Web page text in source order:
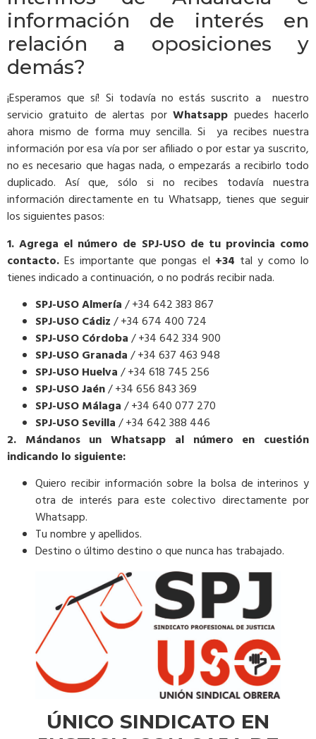
información de interés en
relación a oposiciones y
demás?
¡Esperamos que sí! Si todavía no estás suscrito a nuestro
servicio gratuito de alertas porWhatsapp puedes hacerlo
ahora mismo de forma muy sencilla. Si ya recibes nuestra
información por esa vía por ser afiliado o por estar ya suscrito,
no es necesario que hagas nada, o empezarás a recibirlo todo
duplicado. Así que, sólo si no recibes todavía nuestra
información directamente en tu Whatsapp, tienes que seguir
los siguientes pasos:
1. Agrega el número de SPJ-USO de tu provincia como
contacto.Es importante que pongas el +34 tal y como lo
tienes indicado a continuación, o no podrás recibir nada.
SPJ-USO Almería/ +34 642 383 867
SPJ-USO Cádiz/ +34 674 400 724
SPJ-USO Córdoba/ +34 642 334 900
SPJ-USO Granada/ +34 637 463 948
SPJ-USO Huelva/ +34 618 745 256
SPJ-USO Jaén/ +34 656 843 369
SPJ-USO Málaga/ +34 640 077 270
SPJ-USO Sevilla/ +34 642 388 446
2. Mándanos un Whatsapp al número en cuestión
indicando lo siguiente:
Quiero recibir información sobre la bolsa de interinos y
otra de interés para este colectivo directamente por
Whatsapp.
Tu nombre y apellidos.
Destino o último destino o que nunca has trabajado.
ÚNICO SINDICATO EN